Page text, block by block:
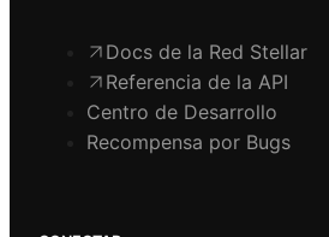
Docs de la Red Stellar
Referencia de la API
Centro de Desarrollo
Recompensa por Bugs